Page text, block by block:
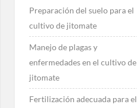
Preparación del suelo para el
cultivo de jitomate
Manejo de plagas y
enfermedades en el cultivo de
jitomate
Fertilización adecuada para el